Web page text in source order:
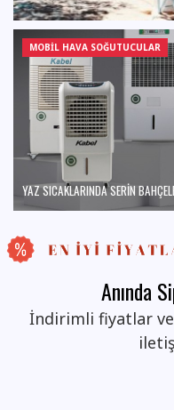
MOBIL HAVA SOĞUTUCULAR
YAZ SICAKLARINDA SERİN
Anında
İndirimli fiyatlar